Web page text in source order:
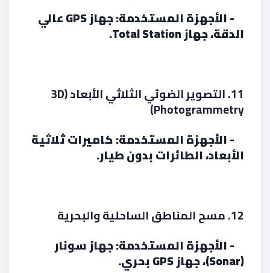
- الأجهزة المستخدمة: جهاز GPS عالي
الدقة، جهاز Total Station.
11. التصوير الضوئي الثلاثي الأبعاد (3D
Photogrammetry)
- الأجهزة المستخدمة: كاميرات ثلاثية
الأبعاد، الطائرات بدون طيار.
12. مسح المناطق الساحلية والبحرية
- الأجهزة المستخدمة: جهاز سونار
(Sonar)، جهاز GPS بحري.